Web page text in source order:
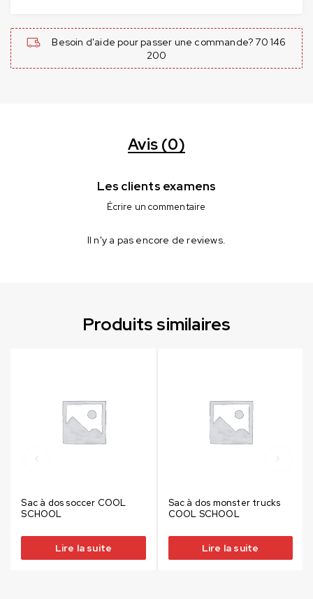
Besoin d'aide pour passer une commande? 70 146
200
Avis (0)
Les clients examens
Écrire un commentaire
Il n'y a pas encore de reviews.
Produits similaires
Sac à dos soccer COOL
SCHOOL
Lire la suite
Sac à dos monster trucks
COOL SCHOOL
Lire la suite